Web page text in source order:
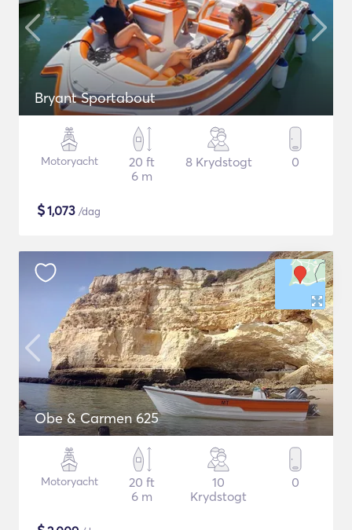
Bryant Sportabout
Motoryacht
20 ft
6 m
8 Krydstogt 0
$1,073 /dag
Obe & Carmen 625
Motoryacht
20 ft
6 m
10
Krydstogt
0